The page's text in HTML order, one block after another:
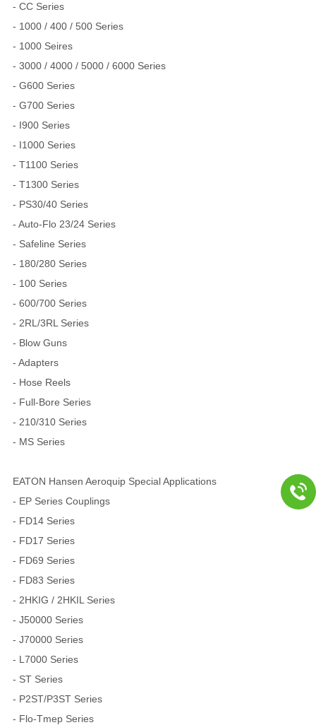
- CC Series
- 1000 / 400 / 500 Series
- 1000 Seires
- 3000 / 4000 / 5000 / 6000 Series
- G600 Series
- G700 Series
- I900 Series
- I1000 Series
- T1100 Series
- T1300 Series
- PS30/40 Series
- Auto-Flo 23/24 Series
- Safeline Series
- 180/280 Series
- 100 Series
- 600/700 Series
- 2RL/3RL Series
- Blow Guns
- Adapters
- Hose Reels
- Full-Bore Series
- 210/310 Series
- MS Series
EATON Hansen Aeroquip Special Applications
- EP Series Couplings
- FD14 Series
- FD17 Series
- FD69 Series
- FD83 Series
- 2HKIG / 2HKIL Series
- J50000 Series
- J70000 Series
- L7000 Series
- ST Series
- P2ST/P3ST Series
- Flo-Tmep Series